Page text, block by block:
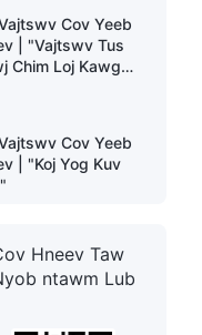
Cov Yeeb
| "Vajtswv Tus
Chim Loj Kawg
Cov Yeeb
| "Koj Yog Kuv
Cov Yeeb
| "Vajtswv Tus
Hneev Taw
ntawm Lub